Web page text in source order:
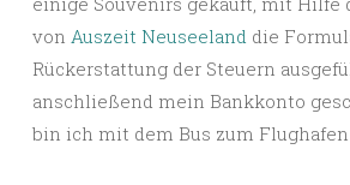
von Auszeit Neuseeland die
Rückerstattung der Steuern
anschließend mein Bankkonto
bin ich mit dem Bus zum